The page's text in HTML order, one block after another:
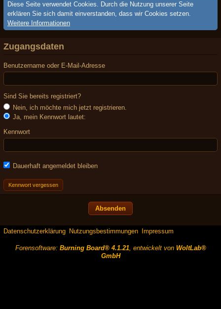
Diese Seite verwendet Cookies. Durch die Nutzung unserer Seite
erklären Sie sich damit einverstanden, dass wir Cookies setzen.
Weitere Informationen
Zugangsdaten
Benutzername oder E-Mail-Adresse
Sind Sie bereits registriert?
Nein, ich möchte mich jetzt registrieren.
Ja, mein Kennwort lautet:
Kennwort
Dauerhaft angemeldet bleiben
Kennwort vergessen
Datenschutzerklärung Nutzungsbestimmungen Impressum
Forensoftware: Burning Board® 4.1.21, entwickelt von WoltLab®
GmbH